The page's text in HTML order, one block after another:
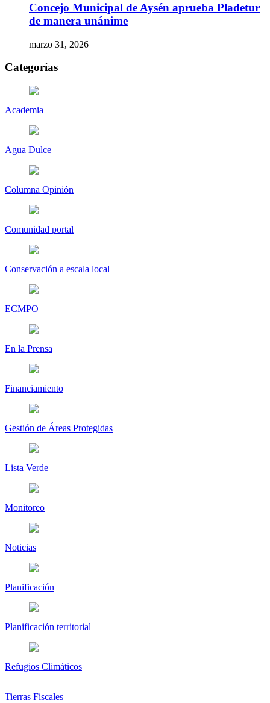
Concejo Municipal de Aysén aprueba Pladetur
de manera unánime
marzo 31, 2026
Categorías
Academia
Agua Dulce
Columna Opinión
Comunidad portal
Conservación a escala local
ECMPO
En la Prensa
Financiamiento
Gestión de Áreas Protegidas
Lista Verde
Monitoreo
Noticias
Planificación
Planificación territorial
Refugios Climáticos
Tierras Fiscales